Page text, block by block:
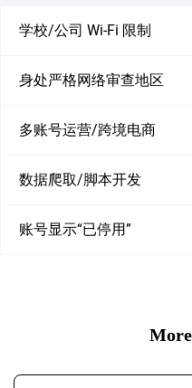
学校/公司 Wi-Fi 限制
身处严格网络审查地区
多账号运营/跨境电商
数据爬取/脚本开发
账号显示“已停用”